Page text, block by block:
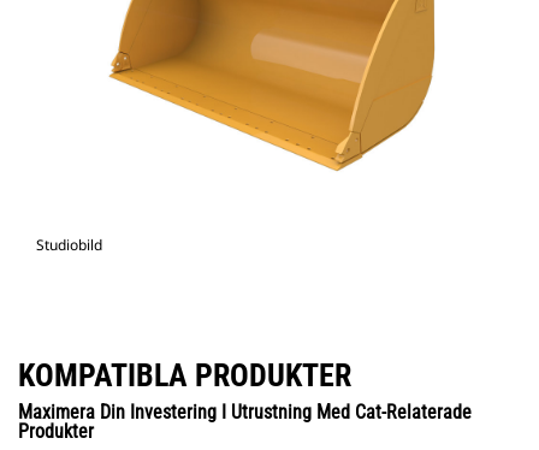
Studiobild
KOMPATIBLA PRODUKTER
Maximera Din Investering I Utrustning Med Cat-Relaterade
Produkter